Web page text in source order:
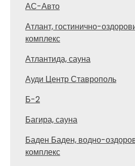
АС-Авто
Атлант, гостинично-
комплекс
Атлантида, сауна
Ауди Центр Ставрополь
Б-2
Багира, сауна
Баден Баден, водно-
комплекс